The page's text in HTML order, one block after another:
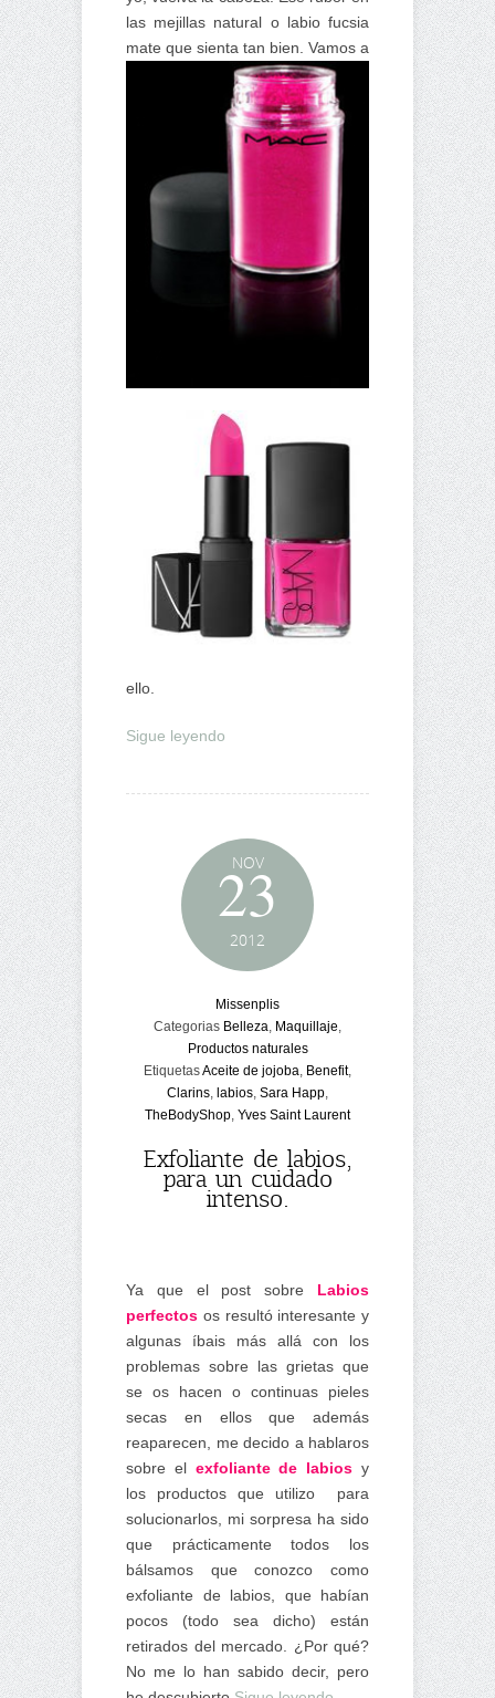
las mejillas natural o labio fucsia
mate que sienta tan bien. Vamos a
ello.
Sigue leyendo
NOV
23
2012
Missenplis
Categorias Belleza, Maquillaje,
Productos naturales
EtiquetasAceite de jojoba, Benefit,
Clarins, labios, Sara Happ,
TheBodyShop, Yves Saint Laurent
Exfoliante de labios,
para un cuidado
intenso.
Ya que el post sobre Labios
perfectos os resultó interesante y
algunas íbais más allá con los
problemas sobre las grietas que
se os hacen o continuas pieles
secas en ellos que además
reaparecen, me decido a hablaros
sobre el exfoliante de labios y
los productos que utilizo para
solucionarlos, mi sorpresa ha sido
que prácticamente todos los
bálsamos que conozco como
exfoliante de labios, que habían
pocos (todo sea dicho) están
retirados del mercado. ¿Por qué?
No me lo han sabido decir, pero